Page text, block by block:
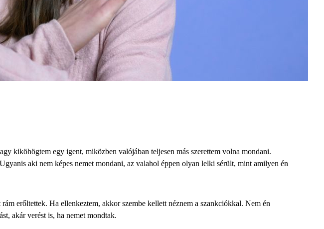
kiköhögtem egy igent, miközben valójában teljesen más szerettem volna mondani.
aki nem képes nemet mondani, az valahol éppen olyan lelki sérült, mint amilyen én
erőltettek. Ha ellenkeztem, akkor szembe kellett néznem a szankciókkal. Nem én
akár verést is, ha nemet mondtak.